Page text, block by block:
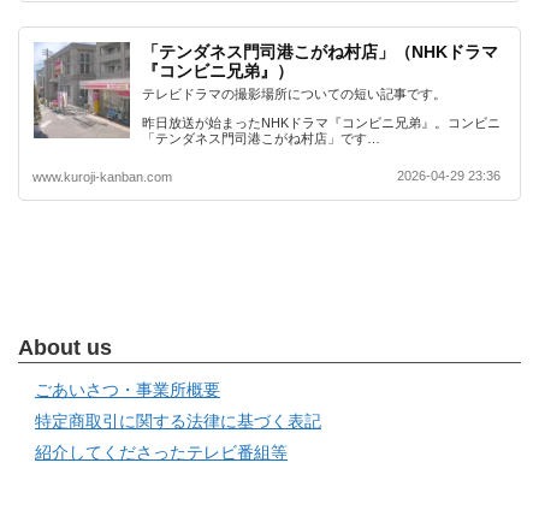
「テンダネス門司港こがね村店」（NHKドラマ
『コンビニ兄弟』）
テレビドラマの撮影場所についての短い記事です。
昨日放送が始まったNHKドラマ『コンビニ兄弟』。コンビニ
「テンダネス門司港こがね村店」です…
www.kuroji-kanban.com 2026-04-29 23:36
About us
ごあいさつ・事業所概要
特定商取引に関する法律に基づく表記
紹介してくださったテレビ番組等